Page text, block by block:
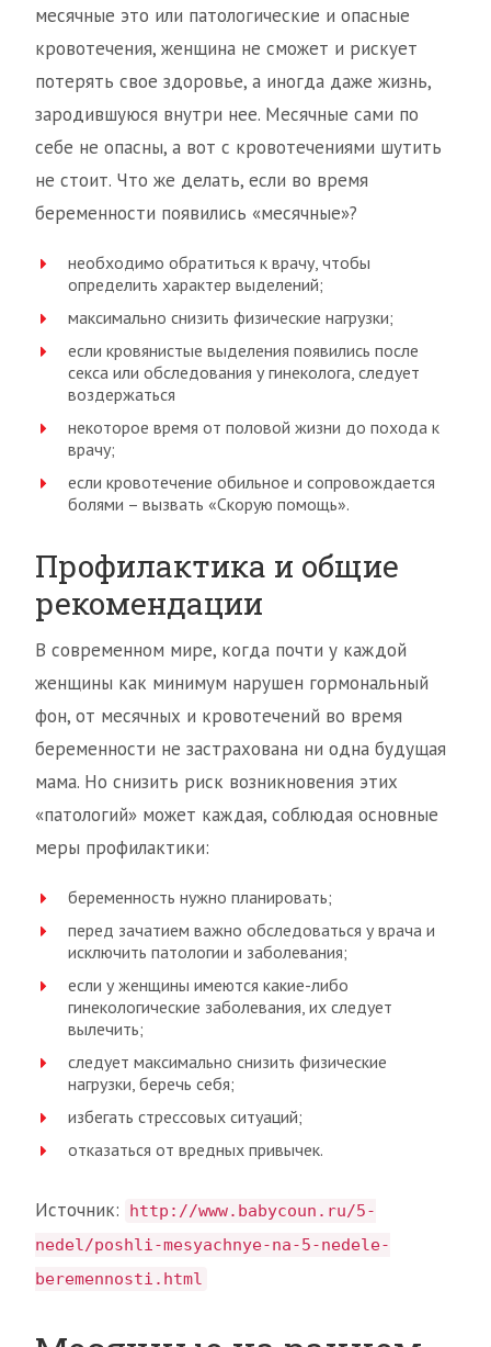
месячные это или патологические и опасные
кровотечения, женщина не сможет и рискует
потерять свое здоровье, а иногда даже жизнь,
зародившуюся внутри нее. Месячные сами по
себе не опасны, а вот с кровотечениями шутить
не стоит. Что же делать, если во время
беременности появились «месячные»?
необходимо обратиться к врачу, чтобы
определить характер выделений;
максимально снизить физические нагрузки;
если кровянистые выделения появились после
секса или обследования у гинеколога, следует
воздержаться
некоторое время от половой жизни до похода к
врачу;
если кровотечение обильное и сопровождается
болями – вызвать «Скорую помощь».
Профилактика и общие
рекомендации
В современном мире, когда почти у каждой
женщины как минимум нарушен гормональный
фон, от месячных и кровотечений во время
беременности не застрахована ни одна будущая
мама. Но снизить риск возникновения этих
«патологий» может каждая, соблюдая основные
меры профилактики:
беременность нужно планировать;
перед зачатием важно обследоваться у врача и
исключить патологии и заболевания;
если у женщины имеются какие-либо
гинекологические заболевания, их следует
вылечить;
следует максимально снизить физические
нагрузки, беречь себя;
избегать стрессовых ситуаций;
отказаться от вредных привычек.
Источник:
http://www.babycoun.ru/5-
nedel/poshli-mesyachnye-na-5-nedele-
beremennosti.html